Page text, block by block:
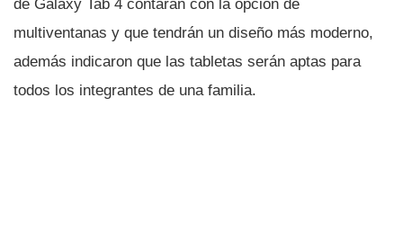
de Galaxy Tab 4 contarán con la opción de
multiventanas y que tendrán un diseño más moderno,
además indicaron que las tabletas serán aptas para
todos los integrantes de una familia.